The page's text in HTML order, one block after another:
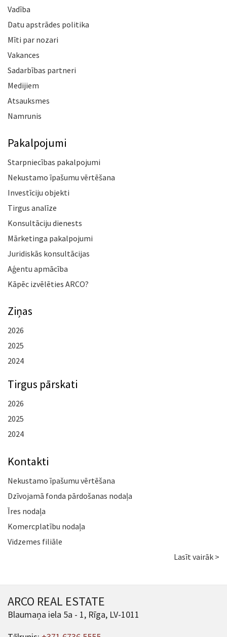
Vadība
Datu apstrādes politika
Mīti par nozari
Vakances
Sadarbības partneri
Medijiem
Atsauksmes
Namrunis
Pakalpojumi
Starpniecības pakalpojumi
Nekustamo īpašumu vērtēšana
Investīciju objekti
Tirgus analīze
Konsultāciju dienests
Mārketinga pakalpojumi
Juridiskās konsultācijas
Aģentu apmācība
Kāpēc izvēlēties ARCO?
Ziņas
2026
2025
2024
Tirgus pārskati
2026
2025
2024
Kontakti
Nekustamo īpašumu vērtēšana
Dzīvojamā fonda pārdošanas nodaļa
Īres nodaļa
Komercplatību nodaļa
Vidzemes filiāle
Lasīt vairāk >
ARCO REAL ESTATE
Blaumaņa iela 5a - 1, Rīga, LV-1011